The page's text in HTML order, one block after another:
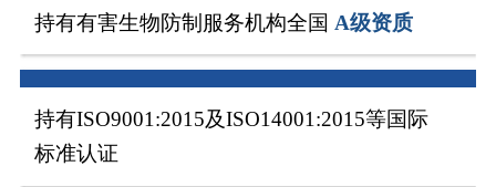
持有有害生物防制服务机构全国 A级资质
持有ISO9001:2015及ISO14001:2015等国际
标准认证